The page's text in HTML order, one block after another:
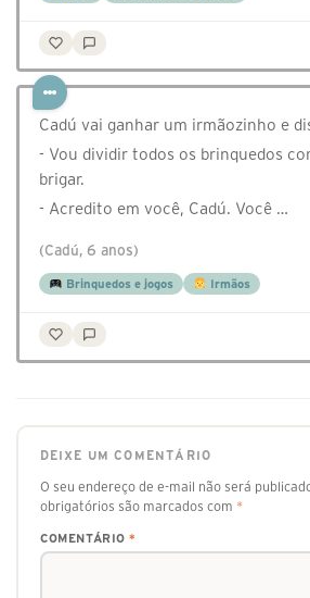
Cadú vai ganhar um irmãozinho e
- Vou dividir todos os brinquedos
brigar.
- Acredito em você, Cadú. Você …
(Cadú, 6 anos)
Brinquedos e jogos Irmãos
DEIXE UM COMENTÁRIO
O seu endereço de e-mail não será
obrigatórios são marcados com *
COMENTÁRIO *